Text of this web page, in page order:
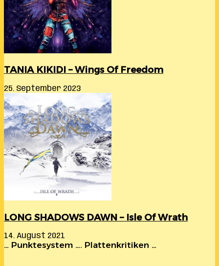
TANIA KIKIDI – Wings Of Freedom
25. September 2023
LONG SHADOWS DAWN – Isle Of Wrath
14. August 2021
… Punktesystem …. Plattenkritiken …